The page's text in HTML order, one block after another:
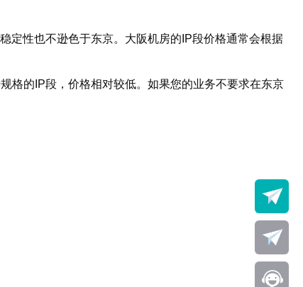
定性也不逊色于东京。大阪机房的IP段价格通常会根据
格的IP段，价格相对较低。如果您的业务不要求在东京